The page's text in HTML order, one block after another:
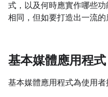
式，以及何時應實作哪些
相同，但如要打造出一流的
基本媒體應用程式
基本媒體應用程式為使用